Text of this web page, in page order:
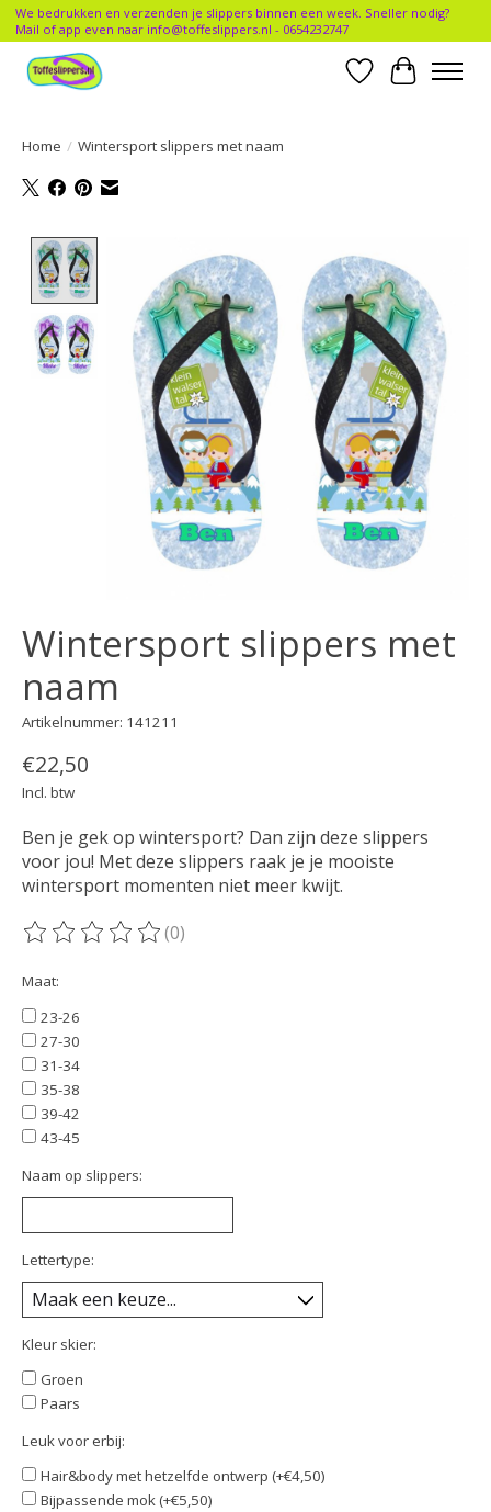
We bedrukken en verzenden je slippers binnen een week. Sneller nodig?
Mail of app even naar info@toffeslippers.nl - 0654232747
Verlanglijst
Home / Wintersport slippers met naam
Product image slideshow Items
Wintersport slippers met
naam
Artikelnummer: 141211
€22,50
Incl. btw
Ben je gek op wintersport? Dan zijn deze slippers
voor jou! Met deze slippers raak je je mooiste
wintersport momenten niet meer kwijt.
De beoordeling van dit product is
(0)
Maat:
23-26
27-30
31-34
35-38
39-42
43-45
Naam op slippers:
Lettertype:
Kleur skier:
Groen
Paars
Leuk voor erbij:
Hair&body met hetzelfde ontwerp (+€4,50)
Bijpassende mok (+€5,50)